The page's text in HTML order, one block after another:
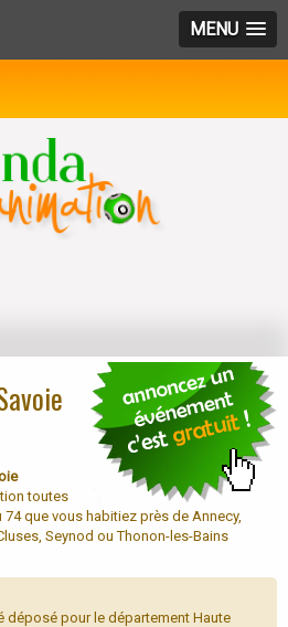
MENU
toutes
que vous habitiez près de Annecy,
Seynod ou Thonon-les-Bains
déposé pour le département Haute